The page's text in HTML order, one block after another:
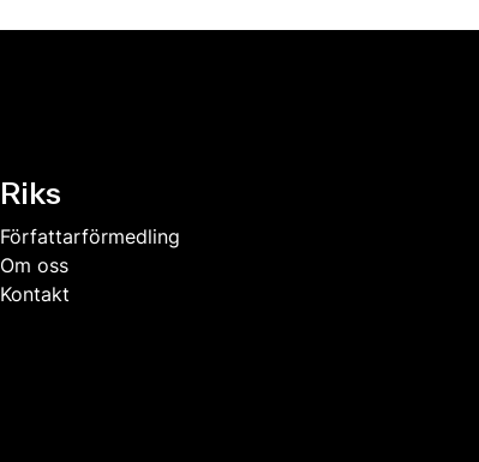
Riks
Författarförmedling
Om oss
Kontakt